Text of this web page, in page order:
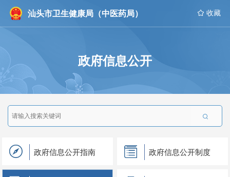
汕头市卫生健康局（中医药局）  收藏
政府信息公开

政府信息公开指南 政府信息公开制度